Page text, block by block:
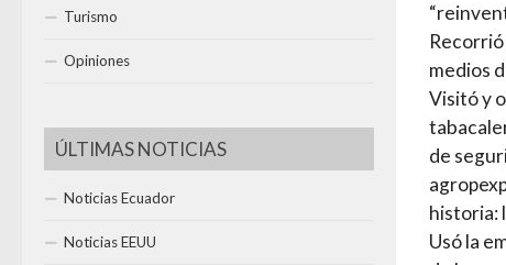
medios
Visitó y
de
historia:
Usó la
Turismo
Opiniones
ÚLTIMAS NOTICIAS
Noticias Ecuador
Noticias EEUU